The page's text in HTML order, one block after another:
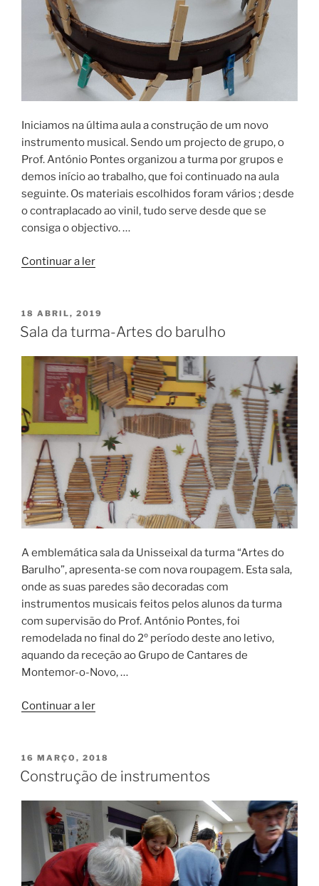
Iniciamos na última aula a construção de um novo
instrumento musical. Sendo um projecto de grupo, o
Prof. António Pontes organizou a turma por grupos e
demos início ao trabalho, que foi continuado na aula
seguinte. Os materiais escolhidos foram vários ; desde
o contraplacado ao vinil, tudo serve desde que se
consiga o objectivo. …
Continuar a ler“Novo
PUBLICADO
EM
18 ABRIL, 2019
Sala da turma-Artes do barulho
A emblemática sala da Unisseixal da turma “Artes do
Barulho”, apresenta-se com nova roupagem. Esta sala,
onde as suas paredes são decoradas com
instrumentos musicais feitos pelos alunos da turma
com supervisão do Prof. António Pontes, foi
remodelada no final do 2º período deste ano letivo,
aquando da receção ao Grupo de Cantares de
Montemor-o-Novo, …
Continuar a ler“Sala
Artes
do
PUBLICADO
EM
16 MARÇO, 2018
Construção de instrumentos